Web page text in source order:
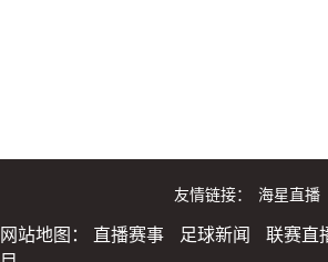
友情链接： 海星直播
网站地图： 直播赛事 足球新闻 联赛直